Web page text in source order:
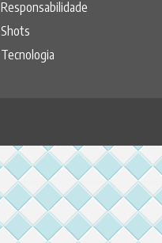
Responsabilidade
Shots
Tecnologia